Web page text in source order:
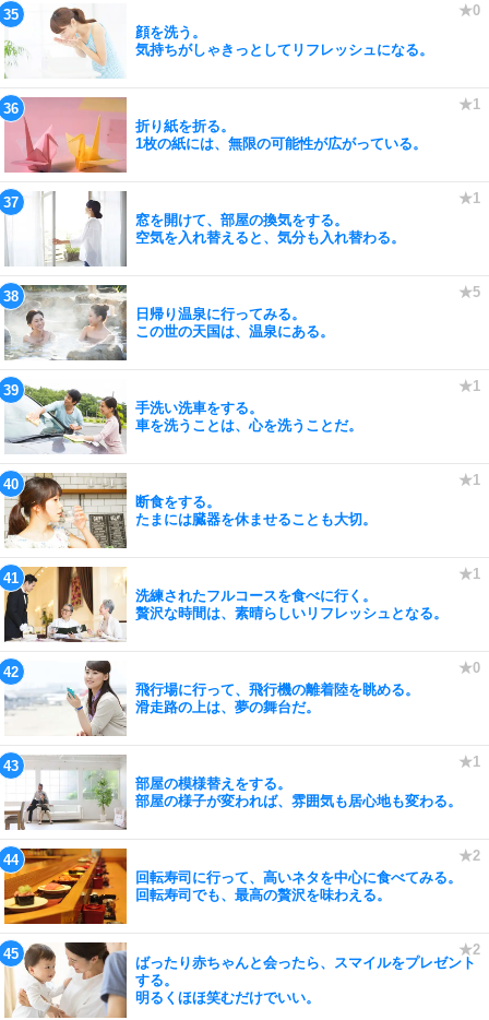
顔を洗う。
気持ちがしゃきっとしてリフレッシュになる。
折り紙を折る。
1枚の紙には、無限の可能性が広がっている。
窓を開けて、部屋の換気をする。
空気を入れ替えると、気分も入れ替わる。
日帰り温泉に行ってみる。
この世の天国は、温泉にある。
手洗い洗車をする。
車を洗うことは、心を洗うことだ。
断食をする。
たまには臓器を休ませることも大切。
洗練されたフルコースを食べに行く。
贅沢な時間は、素晴らしいリフレッシュとなる。
飛行場に行って、飛行機の離着陸を眺める。
滑走路の上は、夢の舞台だ。
部屋の模様替えをする。
部屋の様子が変われば、雰囲気も居心地も変わる。
回転寿司に行って、高いネタを中心に食べてみる。
回転寿司でも、最高の贅沢を味わえる。
ばったり赤ちゃんと会ったら、スマイルをプレゼント
する。
明るくほほ笑むだけでいい。